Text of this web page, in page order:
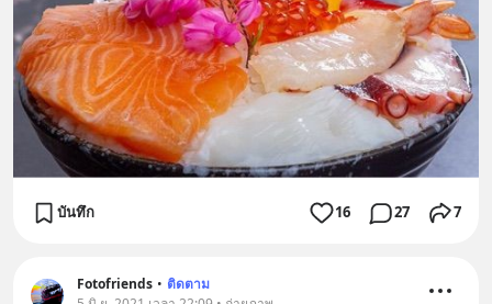
บันทึก 16 27 7
Fotofriends • ติดตาม